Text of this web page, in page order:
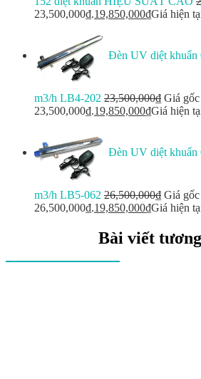
23,500,000₫.19,850,000₫Giá hiện
Đèn UV diệt khuẩn
m3/h LB4-202 23,500,000₫ Giá gốc
23,500,000₫.19,850,000₫Giá hiện
Đèn UV diệt khuẩn
m3/h LB5-062 26,500,000₫ Giá gốc
26,500,000₫.19,850,000₫Giá hiện
Bài viết